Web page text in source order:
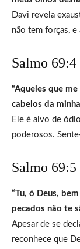
Davi revela
não tem forças,
Salmo 69:4
“Aqueles que
cabelos da
Ele é alvo de
poderosos.
Salmo 69:5
“Tu, ó Deus,
pecados não te
Apesar de se
reconhece que